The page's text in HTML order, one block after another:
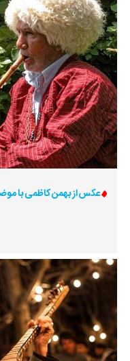
عکس از بهمن کاظمی با